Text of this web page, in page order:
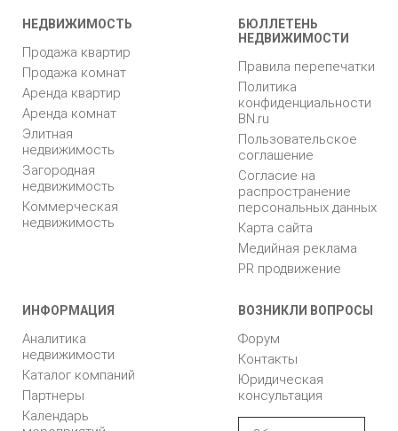
НЕДВИЖИМОСТЬ
Продажа квартир
Продажа комнат
Аренда квартир
Аренда комнат
Элитная
недвижимость
Загородная
недвижимость
Коммерческая
недвижимость
БЮЛЛЕТЕНЬ
НЕДВИЖИМОСТИ
Правила перепечатки
Политика
конфиденциальности
BN.ru
Пользовательское
соглашение
Согласие на
распространение
персональных данных
Карта сайта
Медийная реклама
PR продвижение
ИНФОРМАЦИЯ
Аналитика
недвижимости
Каталог компаний
Партнеры
Календарь
ВОЗНИКЛИ ВОПРОСЫ
Форум
Контакты
Юридическая
консультация